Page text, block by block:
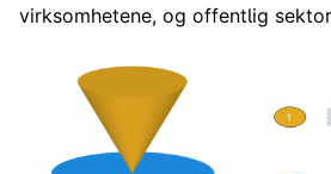
virksomhetene, og offentlig